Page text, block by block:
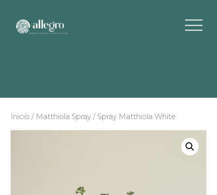
Inicio / Matthiola Spray / Spray Matthiola White